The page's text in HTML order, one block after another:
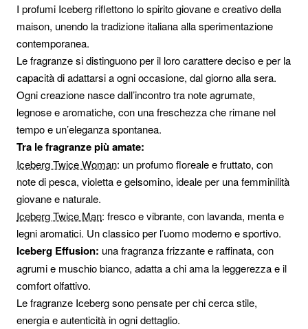
I profumi Iceberg riflettono lo spirito giovane e creativo della
maison, unendo la tradizione italiana alla sperimentazione
contemporanea.
Le fragranze si distinguono per il loro carattere deciso e per la
capacità di adattarsi a ogni occasione, dal giorno alla sera.
Ogni creazione nasce dall’incontro tra note agrumate,
legnose e aromatiche, con una freschezza che rimane nel
tempo e un’eleganza spontanea.
Tra le fragranze più amate:
Iceberg Twice Woman: un profumo floreale e fruttato, con
note di pesca, violetta e gelsomino, ideale per una femminilità
giovane e naturale.
Iceberg Twice Man: fresco e vibrante, con lavanda, menta e
legni aromatici. Un classico per l’uomo moderno e sportivo.
Iceberg Effusion: una fragranza frizzante e raffinata, con
agrumi e muschio bianco, adatta a chi ama la leggerezza e il
comfort olfattivo.
Le fragranze Iceberg sono pensate per chi cerca stile,
energia e autenticità in ogni dettaglio.